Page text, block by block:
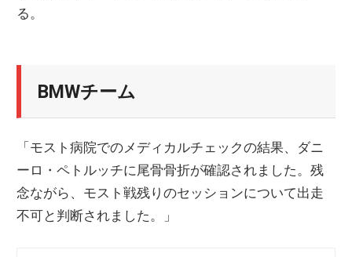
る。
BMWチーム
「モスト病院でのメディカルチェックの結果、ダニ
ーロ・ペトルッチに尾骨骨折が確認されました。残
念ながら、モスト戦残りのセッションについて出走
不可と判断されました。」